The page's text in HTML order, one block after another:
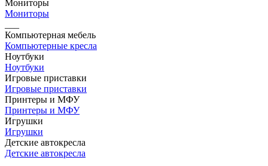
Мониторы
Мониторы
Компьютерная мебель
Компьютерные кресла
Ноутбуки
Ноутбуки
Игровые приставки
Игровые приставки
Принтеры и МФУ
Принтеры и МФУ
Игрушки
Игрушки
Детские автокресла
Детские автокресла